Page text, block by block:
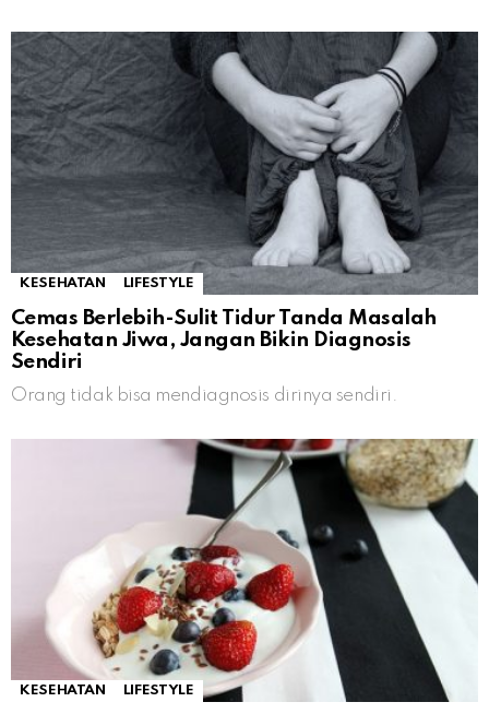
KESEHATAN LIFESTYLE
Cemas Berlebih-Sulit Tidur Tanda Masalah
Kesehatan Jiwa, Jangan Bikin Diagnosis
Sendiri
Orang tidak bisa mendiagnosis dirinya sendiri.
KESEHATAN LIFESTYLE